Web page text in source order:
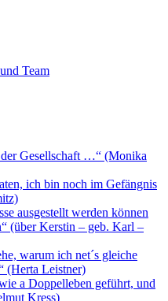
Team
Gesellschaft …“ (Monika
ich bin noch im Gefängnis
ausgestellt werden können
(über Kerstin – geb. Karl –
warum ich net´s gleiche
(Herta Leistner)
a Doppelleben geführt, und
Kress)